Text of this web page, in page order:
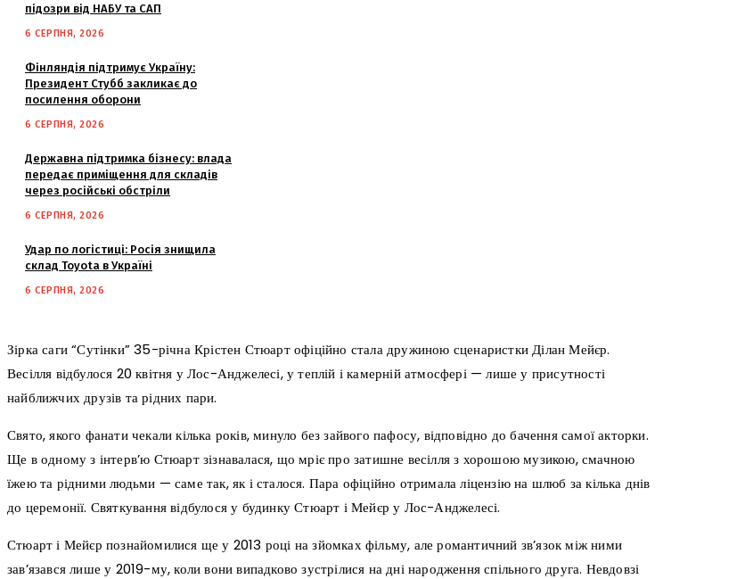
підозри від НАБУ та САП
6 СЕРПНЯ, 2026
Фінляндія підтримує Україну:
Президент Стубб закликає до
посилення оборони
6 СЕРПНЯ, 2026
Державна підтримка бізнесу: влада
передає приміщення для складів
через російські обстріли
6 СЕРПНЯ, 2026
Удар по логістиці: Росія знищила
склад Toyota в Україні
6 СЕРПНЯ, 2026
Зірка саги “Сутінки” 35-річна Крістен Стюарт офіційно стала дружиною сценаристки Ділан Мейєр.
Весілля відбулося 20 квітня у Лос-Анджелесі, у теплій і камерній атмосфері — лише у присутності
найближчих друзів та рідних пари.
Свято, якого фанати чекали кілька років, минуло без зайвого пафосу, відповідно до бачення самої акторки.
Ще в одному з інтерв’ю Стюарт зізнавалася, що мріє про затишне весілля з хорошою музикою, смачною
їжею та рідними людьми — саме так, як і сталося. Пара офіційно отримала ліцензію на шлюб за кілька днів
до церемонії. Святкування відбулося у будинку Стюарт і Мейєр у Лос-Анджелесі.
Стюарт і Мейєр познайомилися ще у 2013 році на зйомках фільму, але романтичний зв’язок між ними
зав’язався лише у 2019-му, коли вони випадково зустрілися на дні народження спільного друга. Невдовзі